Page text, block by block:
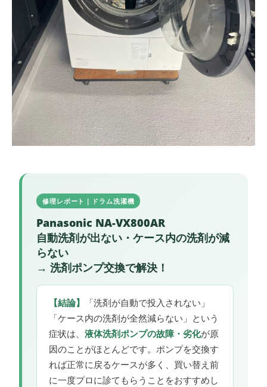
修理レポート｜ドラム洗濯機
Panasonic NA-VX800AR
自動洗剤が出ない・ケース内の洗剤が減
らない
→ 洗剤ポンプ交換で解決！
【結論】
「洗剤が自動で投入されない」
「ケース内の洗剤が全然減らない」という
症状は、 液体洗剤ポンプの故障・劣化が原
因のことがほとんどです。ポンプを交換す
れば正常に戻るケースが多く、買い替え前
に一度プロに診てもらうことをおすすめし